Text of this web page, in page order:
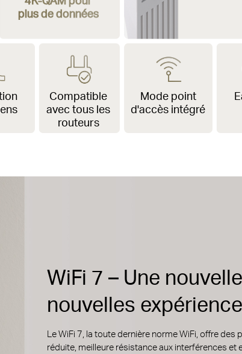
plus de données
Compatible
avec tous les
routeurs
Mode point
d'accès intégré
WiFi 7 – Une
nouvelles
Le WiFi 7, la toute dernière norme WiFi, offre
réduite, meilleure résistance aux interférences et